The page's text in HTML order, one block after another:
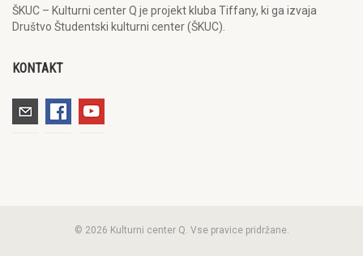
ŠKUC – Kulturni center Q je projekt kluba Tiffany, ki ga izvaja
Društvo Študentski kulturni center (ŠKUC).
KONTAKT
© 2026 Kulturni center Q. Vse pravice pridržane.